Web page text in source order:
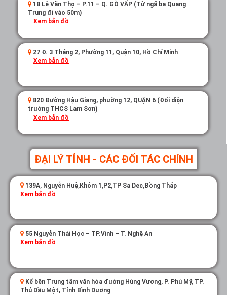
18 Lê Văn Thọ – P.11 – Q. GÒ VẤP (Từ ngã ba Quang
Trung đi vào 50m)
Xem bản đồ
27 Đ. 3 Tháng 2, Phường 11, Quận 10, Hồ Chí Minh
Xem bản đồ
820 Đường Hậu Giang, phường 12, QUẬN 6 (Đối diện
trường THCS Lam Sơn)
Xem bản đồ
ĐẠI LÝ TỈNH - CÁC ĐỐI TÁC CHÍNH
139A, Nguyễn Huệ,Khóm 1,P2,TP Sa Dec,Đồng Tháp
Xem bản đồ
55 Nguyễn Thái Học – TP.Vinh – T. Nghệ An
Xem bản đồ
Kế bên Trung tâm văn hóa đường Hùng Vương, P. Phú Mỹ, TP.
Thủ Dầu Một, Tỉnh Bình Dương